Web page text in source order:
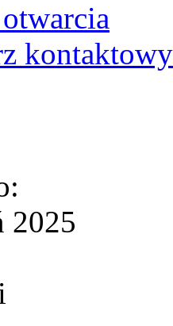
kontaktowy
2025